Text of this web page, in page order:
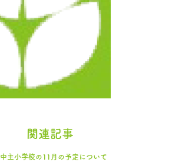
関連記事
中主小学校の11月の予定について